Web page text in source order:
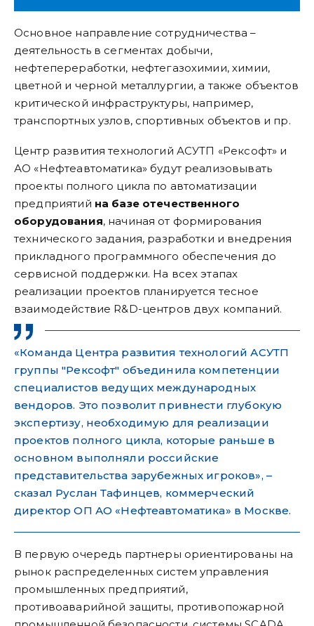
Основное направление сотрудничества –
деятельность в сегментах добычи,
нефтепереработки, нефтегазохимии, химии,
цветной и черной металлургии, а также объектов
критической инфраструктуры, например,
транспортных узлов, спортивных объектов и пр.
Центр развития технологий АСУТП «Рексофт» и
АО «Нефтеавтоматика» будут реализовывать
проекты полного цикла по автоматизации
предприятий на базе отечественного
оборудования, начиная от формирования
технического задания, разработки и внедрения
прикладного программного обеспечения до
сервисной поддержки. На всех этапах
реализации проектов планируется тесное
взаимодействие R&D-центров двух компаний.
«Команда Центра развития технологий АСУТП
группы "Рексофт" объединила компетенции
специалистов ведущих международных
вендоров. Это позволит привнести глубокую
экспертизу, необходимую для реализации
проектов полного цикла, которые раньше в
основном выполняли российские
представительства зарубежных игроков», –
сказал Руслан Тафинцев, коммерческий
директор ОП АО «Нефтеавтоматика» в Москве.
В первую очередь партнеры ориентированы на
рынок распределенных систем управления
промышленных предприятий,
противоаварийной защиты, противопожарной